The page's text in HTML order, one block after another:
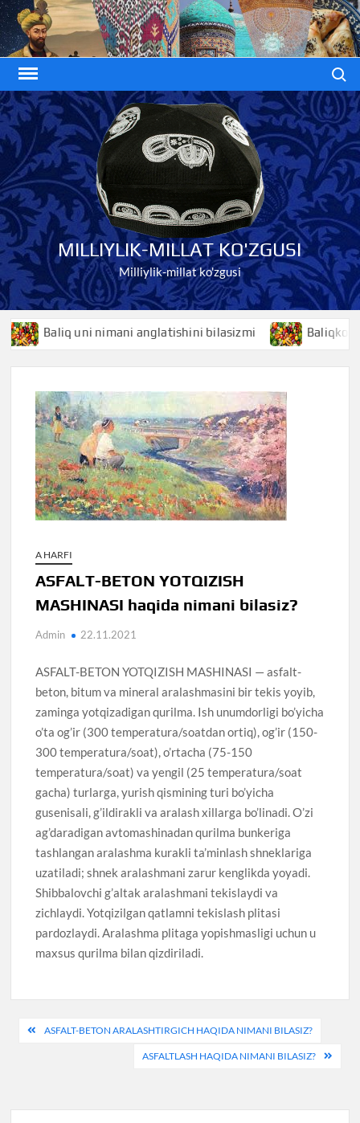
Skip
to
content
MILLIYLIK-MILLAT KO'ZGUSI
Milliylik-millat ko'zgusi
Baliq uni nimani anglatishini bilasizmi Baliqko’z
A HARFI
ASFALT-BETON YOTQIZISH
MASHINASI haqida nimani bilasiz?
Admin 22.11.2021
ASFALT-BETON YOTQIZISH MASHINASI — asfalt-
beton, bitum va mineral aralashmasini bir tekis yoyib,
zaminga yotqizadigan qurilma. Ish unumdorligi bo’yicha
o’ta og’ir (300 temperatura/soatdan ortiq), og’ir (150-
300 temperatura/soat), o’rtacha (75-150
temperatura/soat) va yengil (25 temperatura/soat
gacha) turlarga, yurish qismining turi bo’yicha
gusenisali, g’ildirakli va aralash xillarga bo’linadi. O’zi
ag’daradigan avtomashinadan qurilma bunkeriga
tashlangan aralashma kurakli ta’minlash shneklariga
uzatiladi; shnek aralashmani zarur kenglikda yoyadi.
Shibbalovchi g’altak aralashmani tekislaydi va
zichlaydi. Yotqizilgan qatlamni tekislash plitasi
pardozlaydi. Aralashma plitaga yopishmasligi uchun u
maxsus qurilma bilan qizdiriladi.
PostASFALT-BETON ARALASHTIRGICH HAQIDA NIMANI BILASIZ?
ASFALTLASH HAQIDA NIMANI BILASIZ?